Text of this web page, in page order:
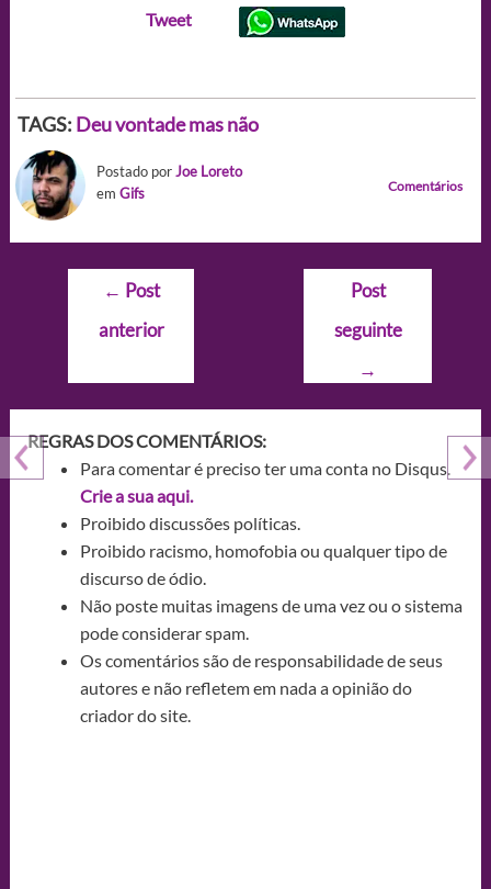
Tweet
TAGS: Deu vontade mas não
Postado porJoe Loreto
em Gifs Comentários
Navegação
Post
← Post
anterior
Post
seguinte
→
REGRAS DOS COMENTÁRIOS:
Para comentar é preciso ter uma conta no Disqus.
Crie a sua aqui.
Proibido discussões políticas.
Proibido racismo, homofobia ou qualquer tipo de
discurso de ódio.
Não poste muitas imagens de uma vez ou o sistema
pode considerar spam.
Os comentários são de responsabilidade de seus
autores e não refletem em nada a opinião do
criador do site.